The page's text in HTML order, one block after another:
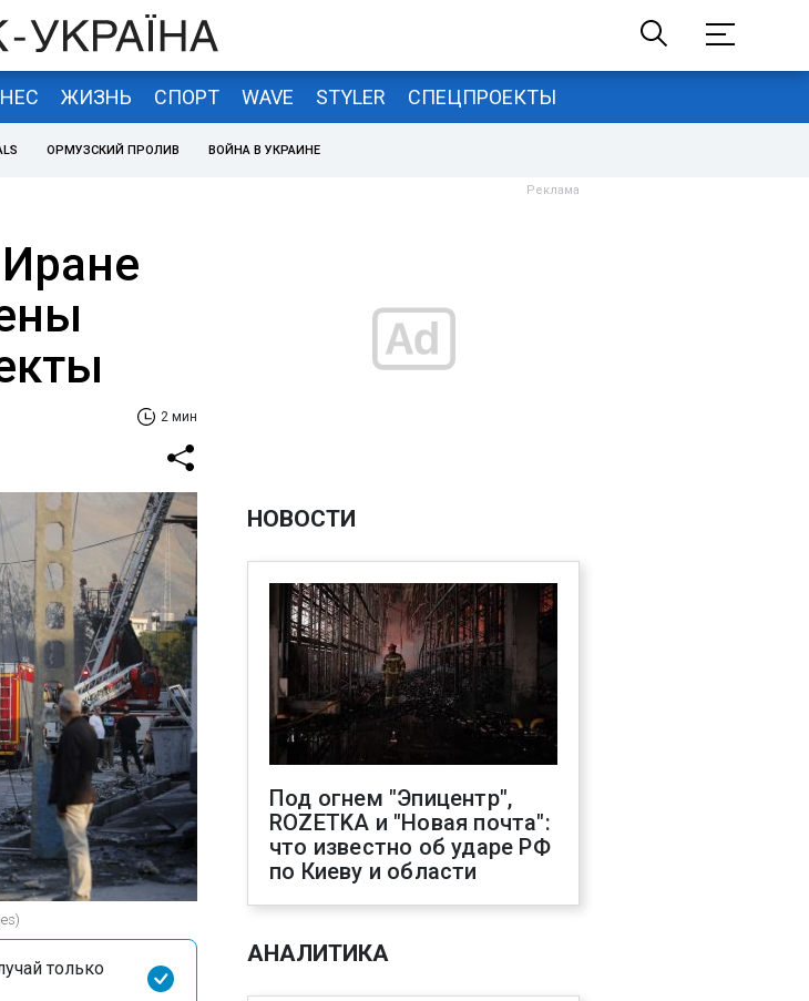
ЖИЗНЬ СПОРТ WAVE STYLER СПЕЦПРОЕКТЫ
ОРМУЗСКИЙ ПРОЛИВ ВОЙНА В УКРАИНЕ
2 мин
только
НОВОСТИ
Под огнем "Эпицентр",
ROZETKA и "Новая почта":
что известно об ударе РФ
по Киеву и области
АНАЛИТИКА